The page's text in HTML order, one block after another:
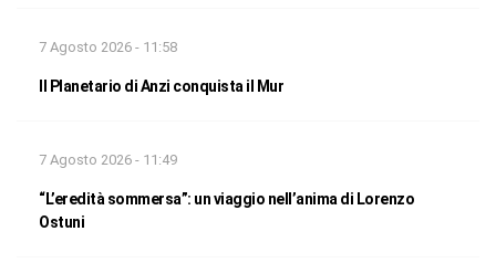
7 Agosto 2026 - 11:58
Il Planetario di Anzi conquista il Mur
7 Agosto 2026 - 11:49
“L’eredità sommersa”: un viaggio nell’anima di Lorenzo
Ostuni